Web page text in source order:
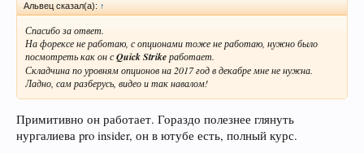
Альвец сказал(а): ↑
Спасибо за ответ.
На форексе не работаю, с опционами тоже не работаю, нужно было
посмотреть как он сQuick Strikeработает.
Складчина по уровням опционов на 2017 год в декабре мне не нужна.
Ладно, сам разберусь, видео и так навалом!
Примитивно он работает. Гораздо полезнее глянуть
нургалиева pro insider, он в ютубе есть, полный курс.